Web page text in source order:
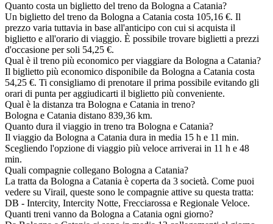
Quanto costa un biglietto del treno da Bologna a Catania?
Un biglietto del treno da Bologna a Catania costa 105,16 €. Il
prezzo varia tuttavia in base all'anticipo con cui si acquista il
biglietto e all'orario di viaggio. È possibile trovare biglietti a prezzi
d'occasione per soli 54,25 €.
Qual è il treno più economico per viaggiare da Bologna a Catania?
Il biglietto più economico disponibile da Bologna a Catania costa
54,25 €. Ti consigliamo di prenotare il prima possibile evitando gli
orari di punta per aggiudicarti il biglietto più conveniente.
Qual è la distanza tra Bologna e Catania in treno?
Bologna e Catania distano 839,36 km.
Quanto dura il viaggio in treno tra Bologna e Catania?
Il viaggio da Bologna a Catania dura in media 15 h e 11 min.
Scegliendo l'opzione di viaggio più veloce arriverai in 11 h e 48
min.
Quali compagnie collegano Bologna a Catania?
La tratta da Bologna a Catania è coperta da 3 società. Come puoi
vedere su Virail, queste sono le compagnie attive su questa tratta:
DB - Intercity, Intercity Notte, Frecciarossa e Regionale Veloce.
Quanti treni vanno da Bologna a Catania ogni giorno?